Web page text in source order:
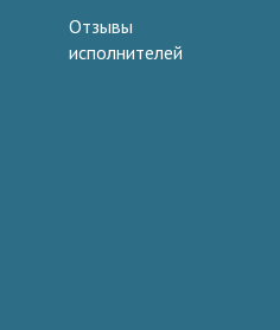
Отзывы
исполнителей